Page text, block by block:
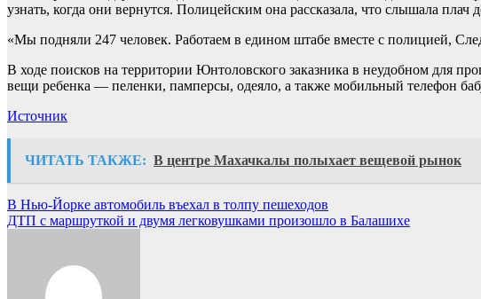
узнать, когда они вернутся. Полицейским она рассказала, что слышала
«Мы подняли 247 человек. Работаем в едином штабе вместе с полицией,
В ходе поисков на территории Юнтоловского заказника в неудобном для
вещи ребенка — пеленки, памперсы, одеяло, а также мобильный телефон
Источник
ЧИТАТЬ ТАКЖЕ: В центре Махачкалы полыхает вещевой рынок
Навигация
по
В Нью-Йорке автомобиль въехал в толпу пешеходов
ДТП с маршруткой и двумя легковушками произошло в Балашихе